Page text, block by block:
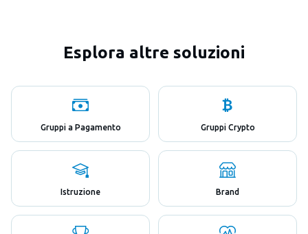
Esplora altre soluzioni
Gruppi a Pagamento Gruppi Crypto
Istruzione Brand